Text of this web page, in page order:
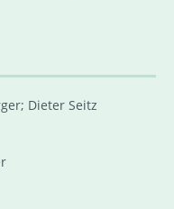
Dieter Seitz